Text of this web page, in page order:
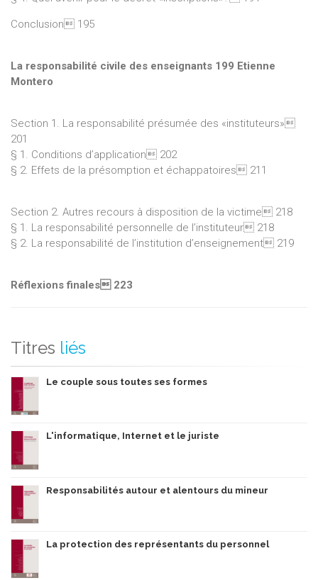
Conclusion 195
La responsabilité civile des enseignants 199 Etienne
Montero
Section 1. La responsabilité présumée des «instituteurs»
201
§ 1. Conditions d’application 202
§ 2. Effets de la présomption et échappatoires 211
Section 2. Autres recours à disposition de la victime 218
§ 1. La responsabilité personnelle de l’instituteur 218
§ 2. La responsabilité de l’institution d’enseignement 219
Réflexions finales 223
Titres liés
Le couple sous toutes ses formes
L'informatique, Internet et le juriste
Responsabilités autour et alentours du mineur
La protection des représentants du personnel